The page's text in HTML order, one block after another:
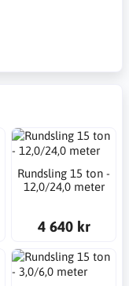
Rundsling 15 ton -
12,0/24,0 meter
4 640 kr